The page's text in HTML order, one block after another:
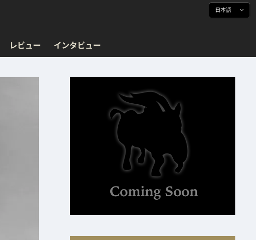
日本語
レビュー インタビュー